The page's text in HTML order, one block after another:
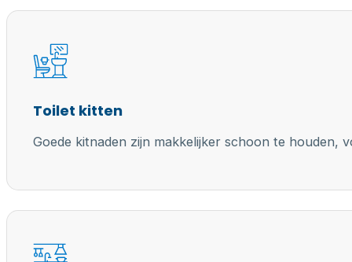
Toilet kitten
Goede kitnaden zijn makkelijker schoon te houden,